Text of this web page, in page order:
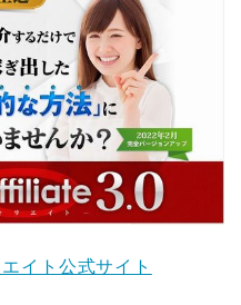
イト公式サイト